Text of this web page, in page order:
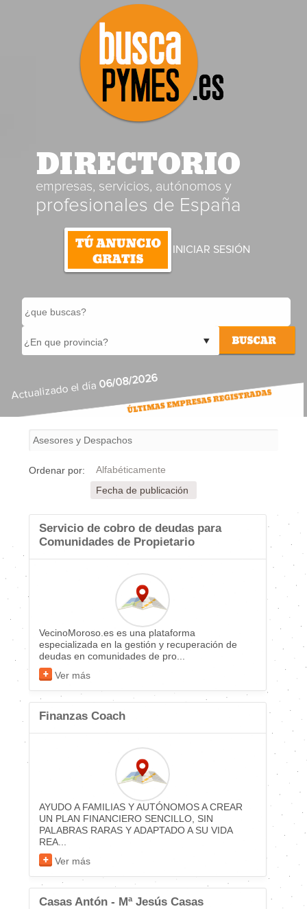
DIRECTORIO
empresas, servicios, autónomos y
profesionales de España
INICIAR SESIÓN
Actualizado el día06/08/2026
Ordenar por:
Alfabéticamente
Fecha de publicación
Servicio de cobro de deudas para
Comunidades de Propietario
VecinoMoroso.es es una plataforma
especializada en la gestión y recuperación de
deudas en comunidades de pro...
Ver más
Finanzas Coach
AYUDO A FAMILIAS Y AUTÓNOMOS A CREAR
UN PLAN FINANCIERO SENCILLO, SIN
PALABRAS RARAS Y ADAPTADO A SU VIDA
REA...
Ver más
Casas Antón - Mª Jesús Casas